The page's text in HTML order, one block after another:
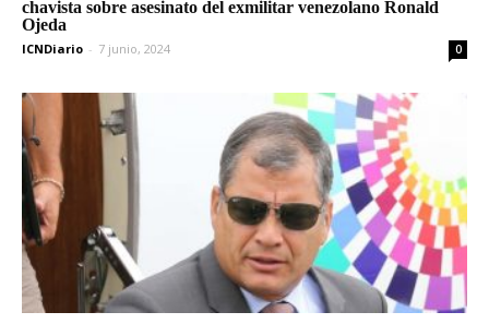
chavista sobre asesinato del exmilitar venezolano Ronald
Ojeda
ICNDiario - 7 junio, 2024 0